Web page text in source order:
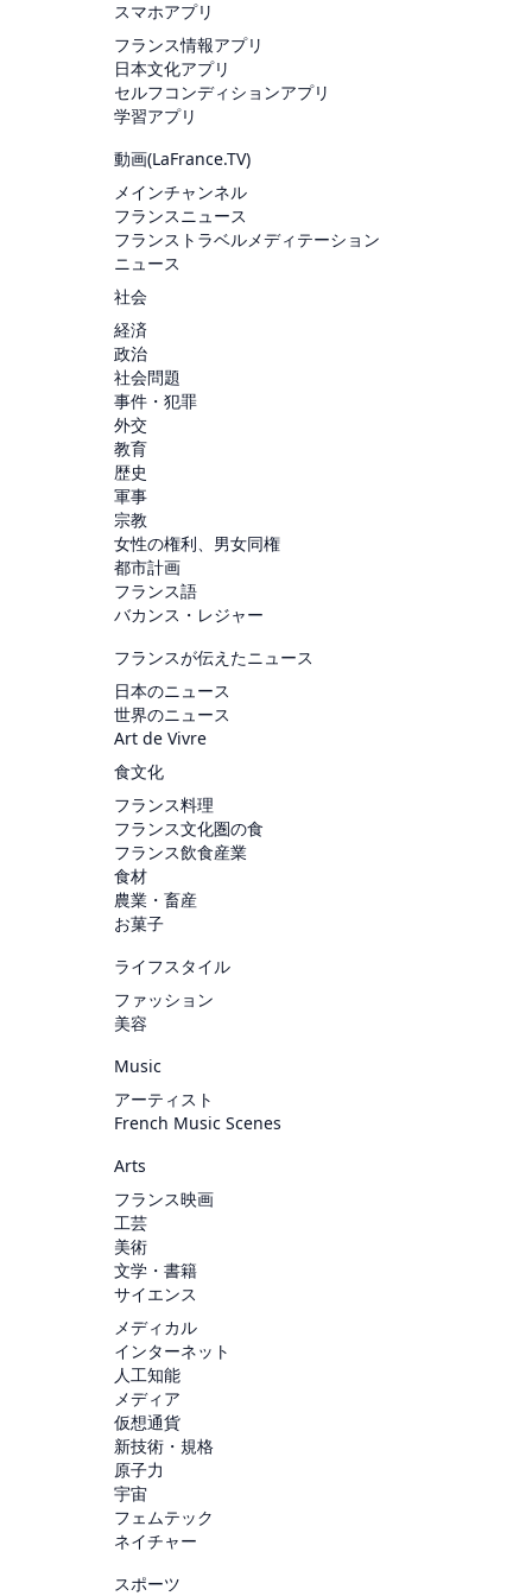
スマホアプリ
フランス情報アプリ
日本文化アプリ
セルフコンディションアプリ
学習アプリ
動画(LaFrance.TV)
メインチャンネル
フランスニュース
フランストラベルメディテーション
ニュース
社会
経済
政治
社会問題
事件・犯罪
外交
教育
歴史
軍事
宗教
女性の権利、男女同権
都市計画
フランス語
バカンス・レジャー
フランスが伝えたニュース
日本のニュース
世界のニュース
Art de Vivre
食文化
フランス料理
フランス文化圏の食
フランス飲食産業
食材
農業・畜産
お菓子
ライフスタイル
ファッション
美容
Music
アーティスト
French Music Scenes
Arts
フランス映画
工芸
美術
文学・書籍
サイエンス
メディカル
インターネット
人工知能
メディア
仮想通貨
新技術・規格
原子力
宇宙
フェムテック
ネイチャー
スポーツ